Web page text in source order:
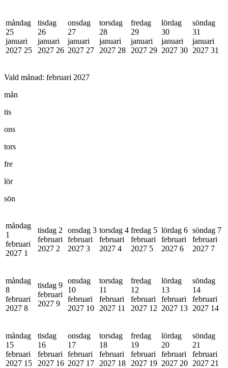
måndag
25
januari
2027 25
tisdag
26
januari
2027 26
onsdag
27
januari
2027 27
torsdag
28
januari
2027 28
fredag
29
januari
2027 29
lördag
30
januari
2027 30
söndag
31
januari
2027 31
Vald månad: februari 2027
mån
tis
ons
tors
fre
lör
sön
måndag
1
februari
2027 1
tisdag 2
februari
2027 2
onsdag 3
februari
2027 3
torsdag 4
februari
2027 4
fredag 5
februari
2027 5
lördag 6
februari
2027 6
söndag 7
februari
2027 7
måndag
8
februari
2027 8
tisdag 9
februari
2027 9
onsdag
10
februari
2027 10
torsdag
11
februari
2027 11
fredag
12
februari
2027 12
lördag
13
februari
2027 13
söndag
14
februari
2027 14
måndag
15
februari
2027 15
tisdag
16
februari
2027 16
onsdag
17
februari
2027 17
torsdag
18
februari
2027 18
fredag
19
februari
2027 19
lördag
20
februari
2027 20
söndag
21
februari
2027 21